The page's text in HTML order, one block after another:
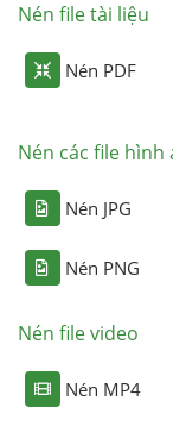
Nén file tài liệu
Nén PDF
Nén các file hình
Nén JPG
Nén PNG
Nén file video
Nén MP4